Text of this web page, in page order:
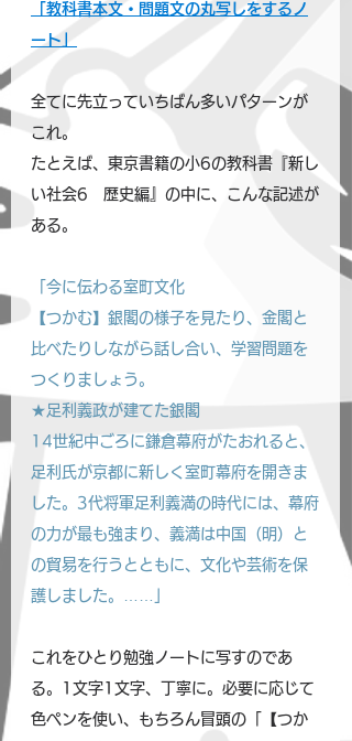
「教科書本文・問題文の丸写しをするノ
ート」
全てに先立っていちばん多いパターンが
これ。
たとえば、東京書籍の小6の教科書『新し
い社会6　歴史編』の中に、こんな記述が
ある。
「今に伝わる室町文化
【つかむ】銀閣の様子を見たり、金閣と
比べたりしながら話し合い、学習問題を
つくりましょう。
★足利義政が建てた銀閣
14世紀中ごろに鎌倉幕府がたおれると、
足利氏が京都に新しく室町幕府を開きま
した。3代将軍足利義満の時代には、幕府
の力が最も強まり、義満は中国（明）と
の貿易を行うとともに、文化や芸術を保
護しました。……」
これをひとり勉強ノートに写すのであ
る。1文字1文字、丁寧に。必要に応じて
色ペンを使い、もちろん冒頭の「【つか